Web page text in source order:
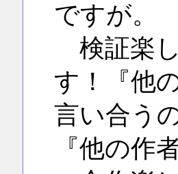
ですが。
検証楽
す！『他
言い合う
『他の作